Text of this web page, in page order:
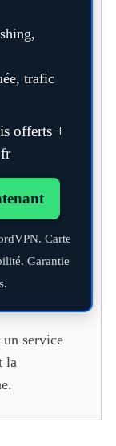
trafic
offerts +
Carte
Garantie
service
la